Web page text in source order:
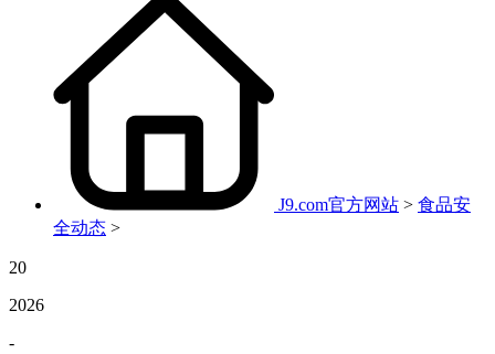
J9.com官方网站 > 食品安
全动态 >
20
2026
-